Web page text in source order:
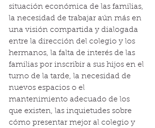
situación económica de las familias,
la necesidad de trabajar aún más en
una visión compartida y dialogada
entre la dirección del colegio y los
hermanos, la falta de interés de las
familias por inscribir a sus hijos en el
turno de la tarde, la necesidad de
nuevos espacios o el
mantenimiento adecuado de los
que existen, las inquietudes sobre
cómo presentar mejor al colegio y